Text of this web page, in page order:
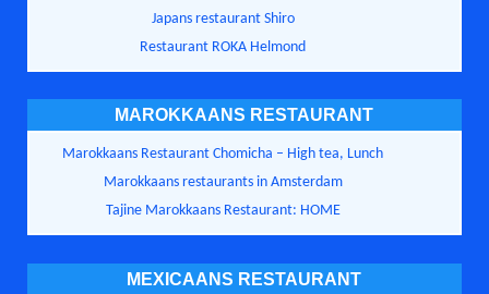
Japans restaurant Shiro
Restaurant ROKA Helmond
MAROKKAANS RESTAURANT
Marokkaans Restaurant Chomicha – High tea, Lunch
Marokkaans restaurants in Amsterdam
Tajine Marokkaans Restaurant: HOME
MEXICAANS RESTAURANT